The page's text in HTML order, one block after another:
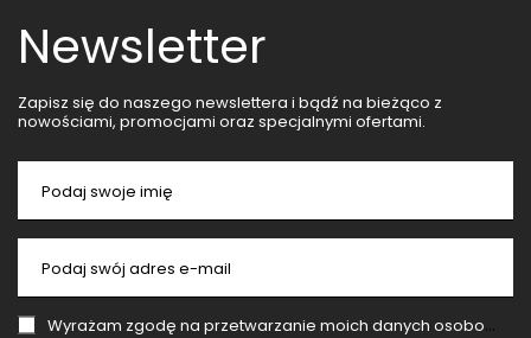
Newsletter
Zapisz się do naszego newslettera i bądź na bieżąco z
nowościami, promocjami oraz specjalnymi ofertami.
Podaj swoje imię
Podaj swój adres e-mail
Wyrażam zgodę na przetwarzanie moich danych osobowych (adres e-mail) na potrzeby wysyłki newslettera z informacją handlową (marketing). Więcej w